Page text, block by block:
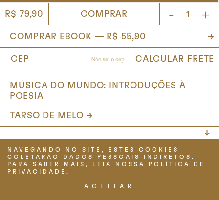
R$ 79,90 - +
COMPRAR
MÚSICA DO MUNDO: INTRODUÇÕES À
POESIA
TARSO DE MELO
NAVEGANDO NO SITE, ESTES COOKIES
COLETARÃO DADOS PESSOAIS INDIRETOS.
PARA SABER MAIS, LEIA NOSSA POLÍTICA DE
PRIVACIDADE.
ACEITAR
TERMOS DE USO
POLÍTICA DE PRIVACIDADE
PERGUNTAS FREQUENTES